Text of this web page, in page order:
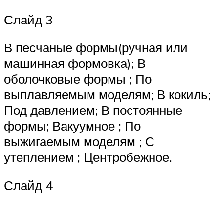
Слайд 3
В песчаные формы(ручная или
машинная формовка); В
оболочковые формы ; По
выплавляемым моделям; В кокиль;
Под давлением; В постоянные
формы; Вакуумное ; По
выжигаемым моделям ; С
утеплением ; Центробежное.
Слайд 4